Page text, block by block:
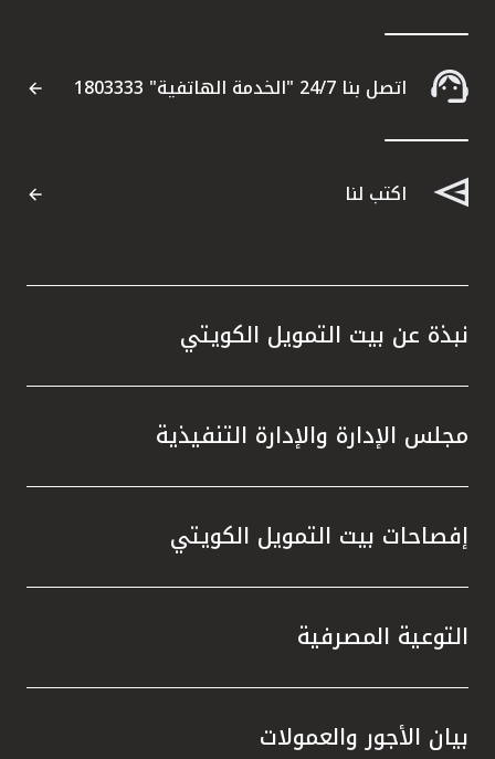
اتصل بنا 24/7 "الخدمة الهاتفية" 1803333
اكتب لنا
نبذة عن بيت التمويل الكويتي
مجلس الإدارة والإدارة التنفيذية
إفصاحات بيت التمويل الكويتي
التوعية المصرفية
بيان الأجور والعمولات